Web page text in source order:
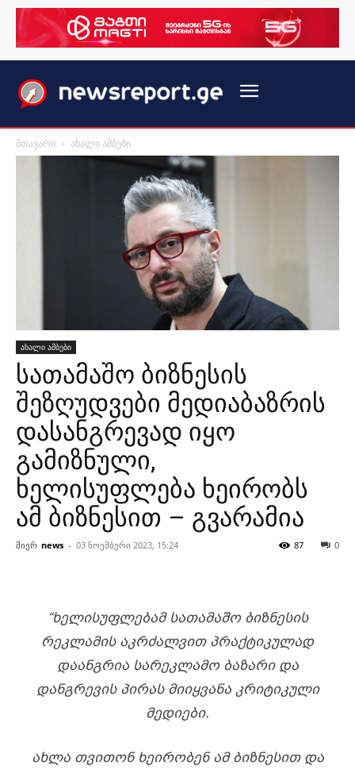
მთავარი ახალი ამბები
ახალი ამბები
სათამაშო ბიზნესის
შეზღუდვები მედიაბაზრის
დასანგრევად იყო
გამიზნული,
ხელისუფლება ხეირობს
ამ ბიზნესით – გვარამია
მიერ news - 03 ნოემბერი 2023, 15:24 0
87
“ᲮᲔᲚᲘᲡᲣᲤᲚᲔᲑᲐᲛ ᲡᲐᲗᲐᲛᲐᲨᲝ ᲑᲘᲖᲜᲔᲡᲘᲡ
ᲠᲔᲙᲚᲐᲛᲘᲡ ᲐᲙᲠᲫᲐᲚᲕᲘᲗ ᲞᲠᲐᲥᲢᲘᲙᲣᲚᲐᲓ
ᲓᲐᲐᲜᲒᲠᲘᲐ ᲡᲐᲠᲔᲙᲚᲐᲛᲝ ᲑᲐᲖᲐᲠᲘ ᲓᲐ
ᲓᲐᲜᲒᲠᲔᲕᲘᲡ ᲞᲘᲠᲐᲡ ᲛᲘᲘᲧᲕᲐᲜᲐ ᲙᲠᲘᲢᲘᲙᲣᲚᲘ
ᲛᲔᲓᲘᲔᲑᲘ.
ᲐᲮᲚᲐ ᲗᲕᲘᲗᲝᲜ ᲮᲔᲘᲠᲝᲑᲔᲜ ᲐᲛ ᲑᲘᲖᲜᲔᲡᲘᲗ ᲓᲐ